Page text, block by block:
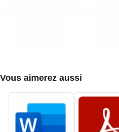
Vous aimerez aussi